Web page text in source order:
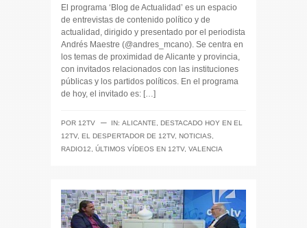
El programa ‘Blog de Actualidad’ es un espacio
de entrevistas de contenido político y de
actualidad, dirigido y presentado por el periodista
Andrés Maestre (@andres_mcano). Se centra en
los temas de proximidad de Alicante y provincia,
con invitados relacionados con las instituciones
públicas y los partidos políticos. En el programa
de hoy, el invitado es: […]
POR 12TV ─ IN: ALICANTE
DESTACADO HOY EN EL
12TV, EL DESPERTADOR DE 12TV, NOTICIAS
RADIO12
ÚLTIMOS VÍDEOS EN 12TV, VALENCIA